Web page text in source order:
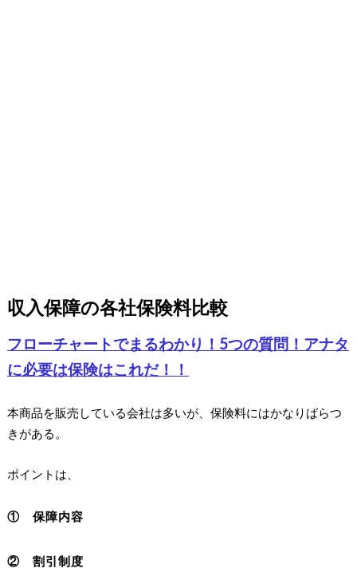
収入保障の各社保険料比較
フローチャートでまるわかり！5つの質問！アナタ
に必要は保険はこれだ！！
本商品を販売している会社は多いが、保険料にはかなりばらつ
きがある。
ポイントは、
① 保障内容
② 割引制度